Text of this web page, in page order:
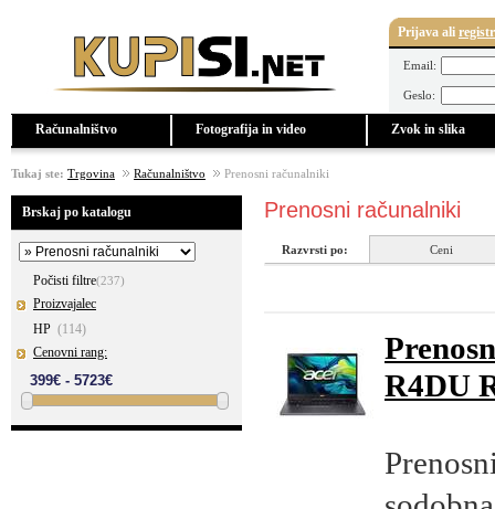
Prijava ali
Email:
Geslo:
Računalništvo Fotografija in video Zvok in slika
Tukaj ste: Trgovina Računalništvo Prenosni računalniki
Brskaj po katalogu
Počisti filtre(237)
Proizvajalec
HP (114)
Cenovni rang:
Prenosni računalniki
Razvrsti po: Ceni
R4DU